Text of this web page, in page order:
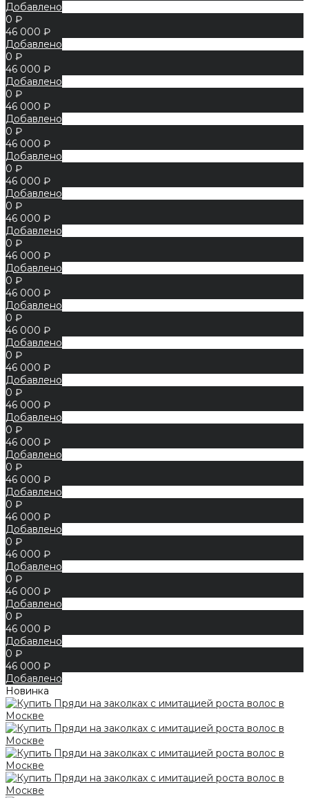
Добавлено
0 ₽
46 000 ₽
Добавлено
0 ₽
46 000 ₽
Добавлено
0 ₽
46 000 ₽
Добавлено
0 ₽
46 000 ₽
Добавлено
0 ₽
46 000 ₽
Добавлено
0 ₽
46 000 ₽
Добавлено
0 ₽
46 000 ₽
Добавлено
0 ₽
46 000 ₽
Добавлено
0 ₽
46 000 ₽
Добавлено
0 ₽
46 000 ₽
Добавлено
0 ₽
46 000 ₽
Добавлено
0 ₽
46 000 ₽
Добавлено
0 ₽
46 000 ₽
Добавлено
0 ₽
46 000 ₽
Добавлено
0 ₽
46 000 ₽
Добавлено
0 ₽
46 000 ₽
Добавлено
0 ₽
46 000 ₽
Добавлено
0 ₽
46 000 ₽
Добавлено
Новинка